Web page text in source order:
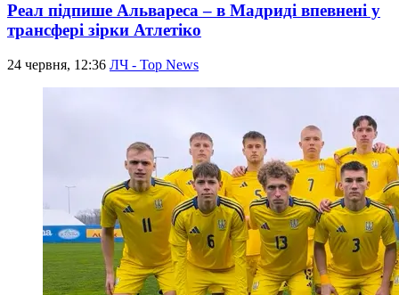
Реал підпише Альвареса – в Мадриді впевнені у
трансфері зірки Атлетіко
24 червня, 12:36 ЛЧ - Top News